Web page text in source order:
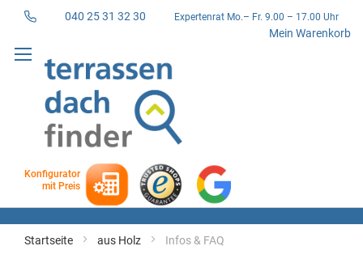
040 25 31 32 30 Expertenrat Mo.– Fr. 9.00 – 17.00 Uhr
Mein Warenkorb
zum
Konfigurator
mit Preis
Startseite aus Holz Infos & FAQ